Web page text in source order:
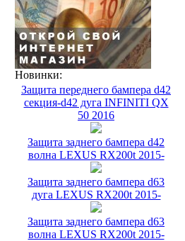
Новинки:
Защита переднего бампера d42
секция-d42 дуга INFINITI QX
50 2016
Защита заднего бампера d42
волна LEXUS RX200t 2015-
Защита заднего бампера d63
дуга LEXUS RX200t 2015-
Защита заднего бампера d63
волна LEXUS RX200t 2015-